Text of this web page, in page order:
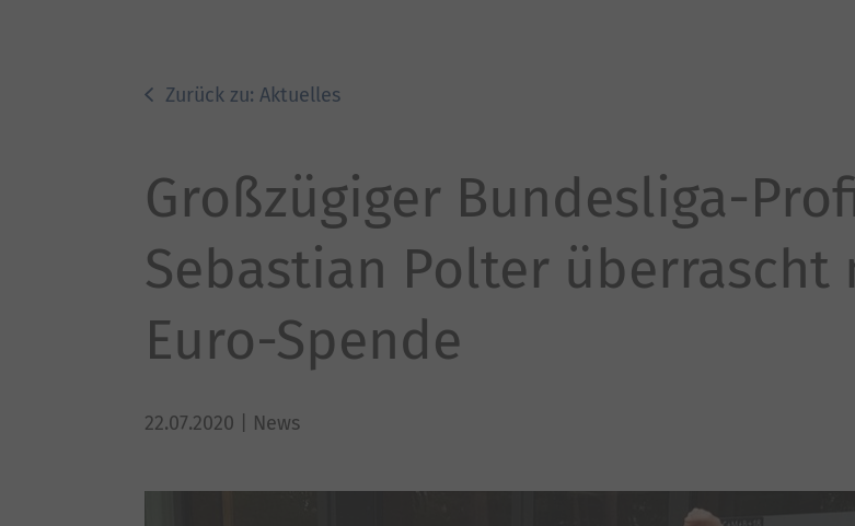
Zurück zu: Aktuelles
Großzügiger Bundesliga-
Sebastian Polter überrascht
Euro-Spende
22.07.2020 | News